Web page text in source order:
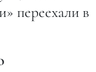
переехали в